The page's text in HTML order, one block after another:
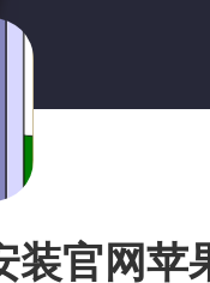
装官网苹